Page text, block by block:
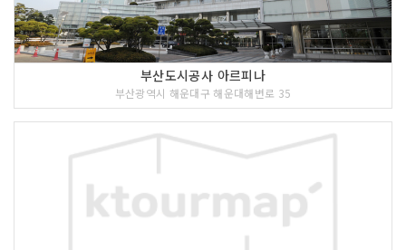
부산도시공사 아르피나
부산광역시 해운대구 해운대해변로 35